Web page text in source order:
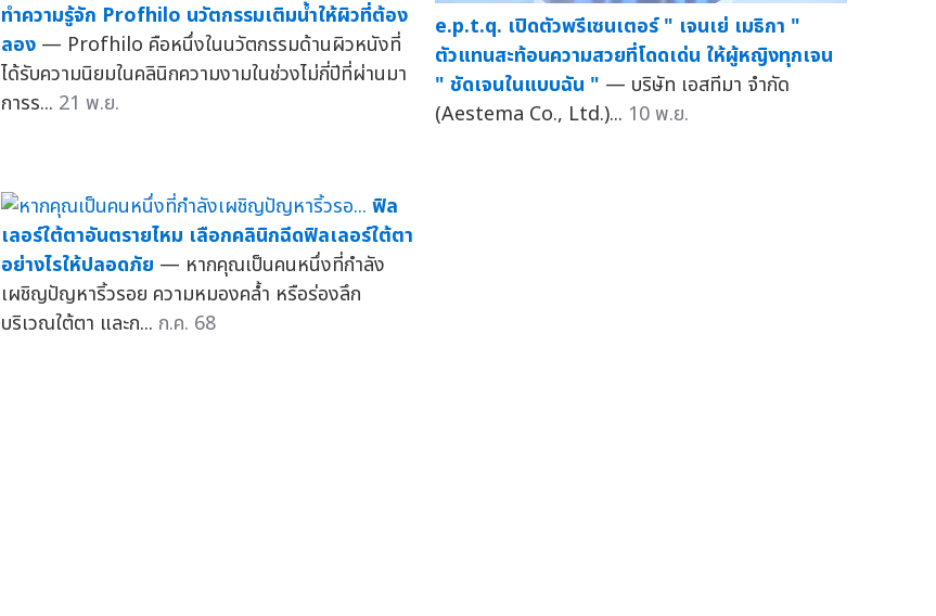
ทำความรู้จัก Profhilo นวัตกรรมเติมน้ำให้ผิวที่ต้อง
ลอง — Profhilo คือหนึ่งในนวัตกรรมด้านผิวหนังที่
ได้รับความนิยมในคลินิกความงามในช่วงไม่กี่ปีที่ผ่านมา
การร... 21 พ.ย.
e.p.t.q. เปิดตัวพรีเซนเตอร์ " เจนเย่ เมธิกา "
ตัวแทนสะท้อนความสวยที่โดดเด่น ให้ผู้หญิงทุกเจน
" ชัดเจนในแบบฉัน " — บริษัท เอสทีมา จำกัด
(Aestema Co., Ltd.)... 10 พ.ย.
ฟิล
เลอร์ใต้ตาอันตรายไหม เลือกคลินิกฉีดฟิลเลอร์ใต้ตา
อย่างไรให้ปลอดภัย — หากคุณเป็นคนหนึ่งที่กำลัง
เผชิญปัญหาริ้วรอย ความหมองคล้ำ หรือร่องลึก
บริเวณใต้ตา และก... ก.ค. 68